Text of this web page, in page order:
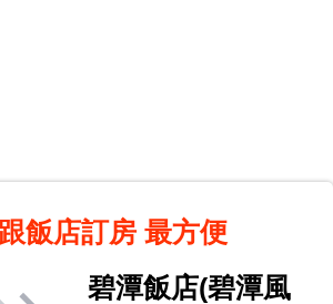
飯店訂房 最方便
碧潭飯店(碧潭風